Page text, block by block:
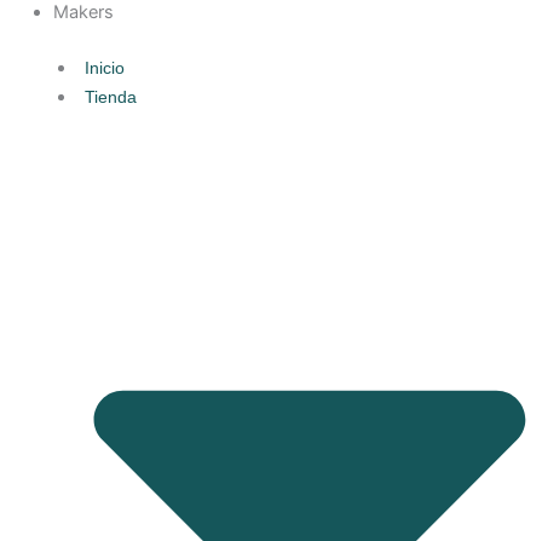
Makers
Inicio
Tienda